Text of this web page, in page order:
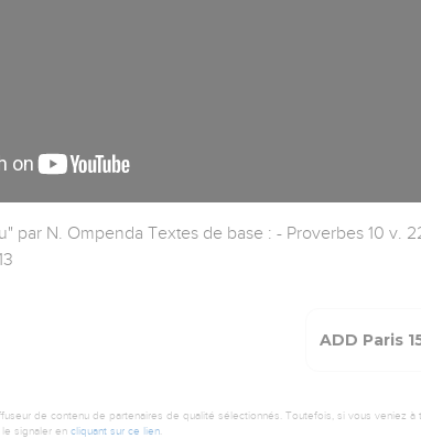
par N. Ompenda Textes de base : - Proverbes 10 v.
ADD Paris
de contenu de partenaires de qualité sélectionnés. Toutefois, si vous veniez à
signaler en cliquant sur ce lien.